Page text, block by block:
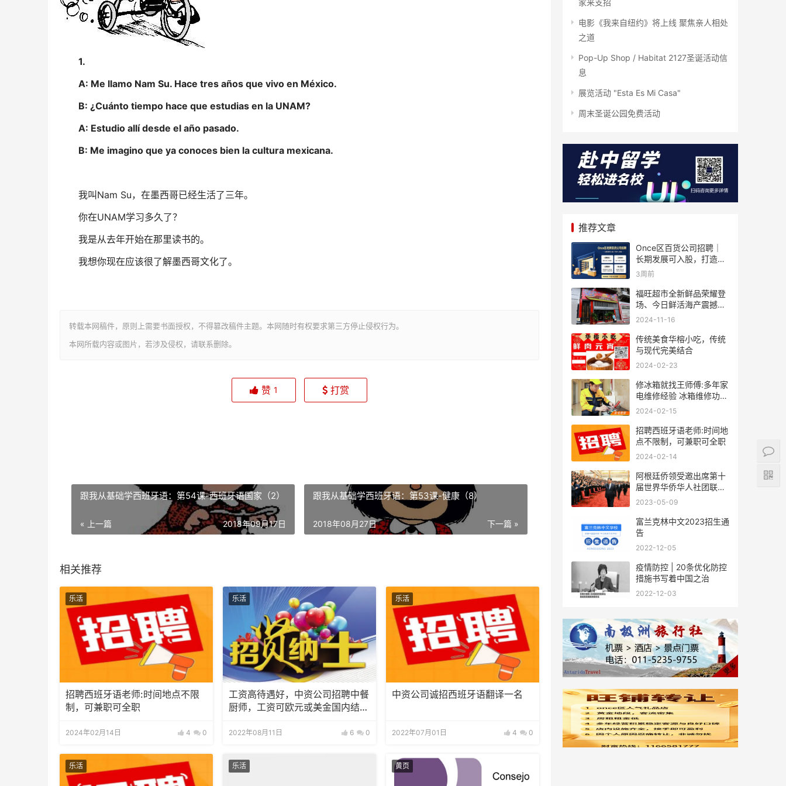
1.
A: Me llamo Nam Su. Hace tres años que vivo en México.
B: ¿Cuánto tiempo hace que estudias en la UNAM?
A: Estudio allí desde el año pasado.
B: Me imagino que ya conoces bien la cultura mexicana.
我叫Nam Su，在墨西哥已经生活了三年。
你在UNAM学习多久了？
我是从去年开始在那里读书的。
我想你现在应该很了解墨西哥文化了。
转载本网稿件，原则上需要书面授权，不得篡改稿件主题。本网随时有权要求第三方停止侵权行为。
本网所载内容或图片，若涉及侵权，请联系删除。
赞 1 打赏
跟我从基础学西班牙语：第54课-西班牙语国家（2）
« 上一篇 2018年09月17日
跟我从基础学西班牙语：第53课-健康（8）
下一篇 »
2018年08月27日
相关推荐
乐活
招聘西班牙语老师:时间地点不限
制，可兼职可全职
2024年02月14日 4 0
乐活
工资高待遇好，中资公司招聘中餐
厨师，工资可欧元或美金国内结
2022年08月11日 6 0
乐活
中资公司诚招西班牙语翻译一名
2022年07月01日 4 0
乐活 乐活 黄页
家来支招
电影《我来自纽约》将上线 聚焦亲人相处
之道
Pop-Up Shop / Habitat 2127圣诞活动信
息
展览活动 "Esta Es Mi Casa"
周末圣诞公园免费活动
推荐文章
Once区百货公司招聘｜
长期发展可入股，打造个
人事业
3周前
福旺超市全新鲜品荣耀登
场、今日鲜活海产震撼来
袭！
2024-11-16
传统美食华榕小吃，传统
与现代完美结合
2024-02-23
修冰箱就找王师傅:多年家
电维修经验 冰箱维修功底
深厚
2024-02-15
招聘西班牙语老师:时间地
点不限制，可兼职可全职
2024-02-14
阿根廷侨领受邀出席第十
届世界华侨华人社团联谊
大会
2023-05-09
富兰克林中文2023招生通
告
2022-12-05
疫情防控 | 20条优化防控
措施书写着中国之治
2022-12-03